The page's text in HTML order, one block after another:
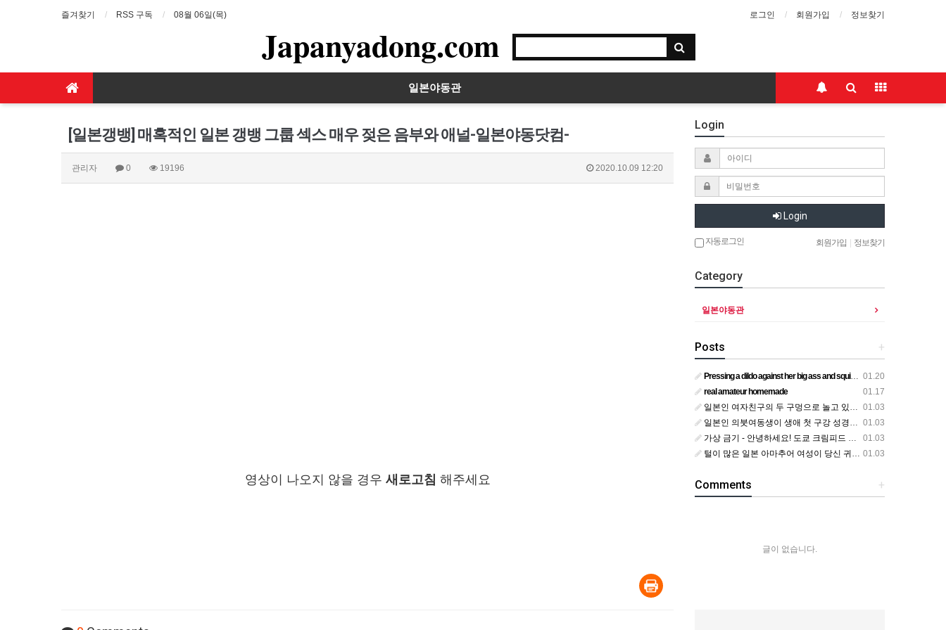
즐겨찾기 RSS 구독 08월 06일(목) 로그인 회원가입 정보찾기
Japanyadong.com
일본야동관
[일본갱뱅] 매혹적인 일본 갱뱅 그룹 섹스 매우 젖은 음부와 애널-일본야동닷컴-
관리자 0 19196 2020.10.09 12:20
영상이 나오지 않을 경우 새로고침 해주세요
Login
Login
자동로그인 회원가입 정보찾기
Category
일본야동관
+
Posts
01.20
Pressing a dildo against her big ass and squirting from below
01.17
real amateur homemade
01.03
일본인 여자친구의 두 구멍으로 놀고 있어요
01.03
일본인 의붓여동생이 생애 첫 구강 성경험을 공개하다
01.03
가상 금기 - 안녕하세요! 도쿄 크림피드 시엘에서
01.03
털이 많은 일본 아마추어 여성이 당신 귀에 대고 신음하며 자위합니다. 그녀가 오르가즘에 도달하는 모습을 보세요?
+
Comments
글이 없습니다.